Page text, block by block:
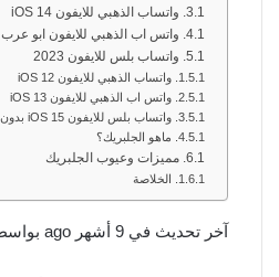
واتساب الذهبي للايفون iOS 14
واتس اب الذهبي للايفون ابو عرب
واتساب بلس للايفون 2023
واتساب الذهبي للايفون iOS 12
واتس اب الذهبي للايفون iOS 13
واتساب بلس للايفون iOS 15 بدون جلبريك
ماهو الجلبريك؟
مميزات وعيوب الجلبريك
الخلاصة
آخر تحديث في 9 أشهر ago بواسطة